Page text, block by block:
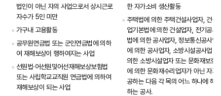
법인이 아닌 자의 사업으로서 상시근로
자수가 5인 미만
가구내 고용활동
공무원연금법 또는 군인연금법에 의하
여 재해보상이 행하여지는 사업
선원법·어선원및어선재해보상보험법
또는 사립학교교직원 연금법에 의하여
재해보상이 되는 사업
한 자가소비 생산활동
주택법에 의한 주택건설사업자, 건설
업기본법에 의한 건설업자, 전기공사
법에 의한 공사업자, 정보통신공사업
에 의한 공사업자, 소방시설공사업 법
의한 소방시설업자 또는 문화재보호법
에 의한 문화재수리업자가 아닌 자가
공하는 다음 각 목의 어느 하나에 해당
하는 공사.